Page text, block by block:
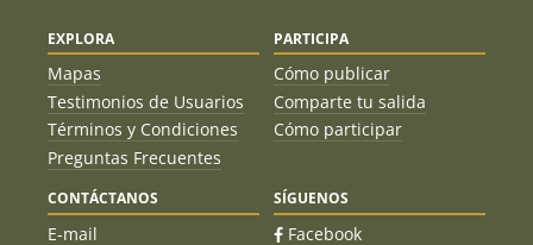
EXPLORA
Mapas
Testimonios de Usuarios
Términos y Condiciones
Preguntas Frecuentes
PARTICIPA
Cómo publicar
Comparte tu salida
Cómo participar
CONTÁCTANOS
E-mail
SÍGUENOS
Facebook